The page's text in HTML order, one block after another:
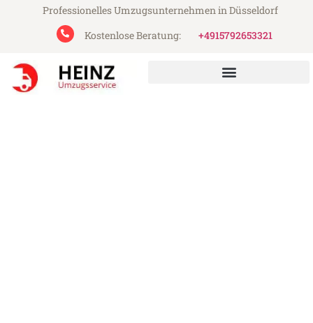
Professionelles Umzugsunternehmen in Düsseldorf
Kostenlose Beratung:
+4915792653321